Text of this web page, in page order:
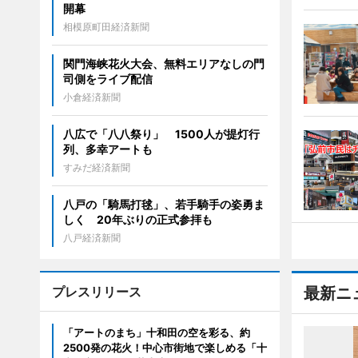
最新ニ
開幕
相模原町田経済新聞
関門海峡花火大会、無料エリアなしの門
司側をライブ配信
小倉経済新聞
八広で「八八祭り」 1500人が提灯行
列、多幸アートも
すみだ経済新聞
八戸の「騎馬打毬」、若手騎手の姿勇ま
しく 20年ぶりの正式参拝も
八戸経済新聞
プレスリリース
「アートのまち」十和田の空を彩る、約
2500発の花火！中心市街地で楽しめる「十